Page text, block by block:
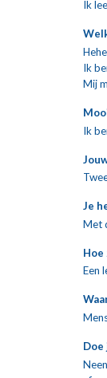
Ik
Ik
Mij
Ik
Je
Met
Een